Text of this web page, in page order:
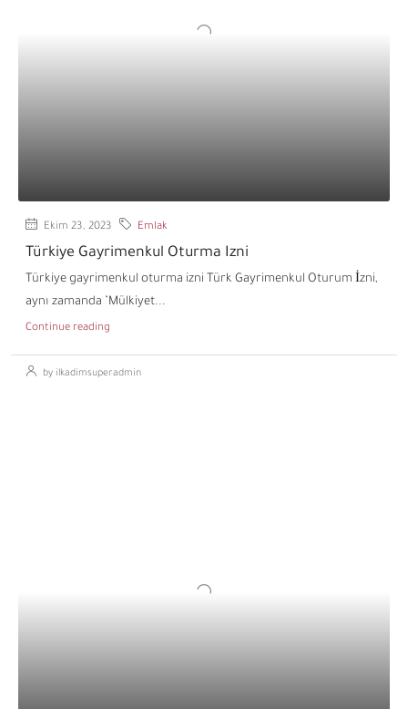
Ekim 23, 2023 Emlak
Türkiye Gayrimenkul Oturma Izni
Türkiye gayrimenkul oturma izni Türk Gayrimenkul Oturum İzni,
aynı zamanda "Mülkiyet...
Continue reading
by ilkadimsuperadmin